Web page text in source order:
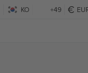
KO +49